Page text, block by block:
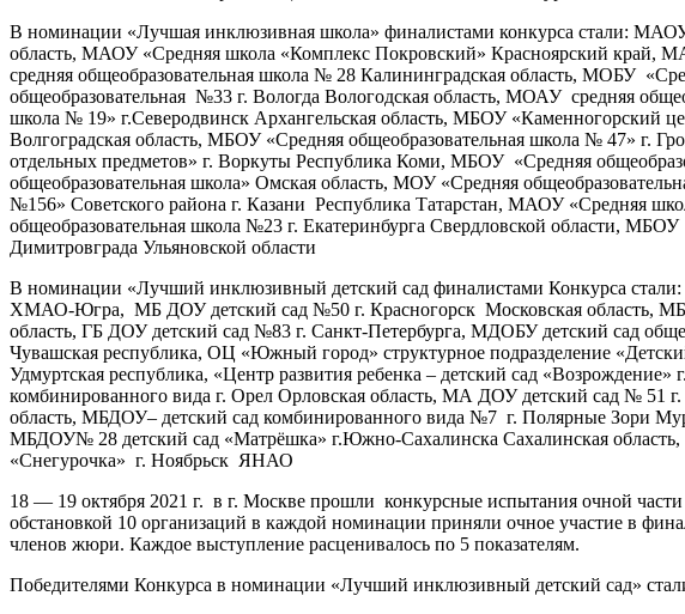
В номинации «Лучшая инклюзивная школа» финалистами конкурса стали:
область, МАОУ «Средняя школа «Комплекс Покровский» Красноярский край,
средняя общеобразовательная школа № 28 Калининградская область, МОБУ
общеобразовательная №33 г. Вологда Вологодская область, МОАУ средняя
школа № 19» г.Северодвинск Архангельская область, МБОУ «Каменногорский
Волгоградская область, МБОУ «Средняя общеобразовательная школа № 47» г.
отдельных предметов» г. Воркуты Республика Коми, МБОУ «Средняя
общеобразовательная школа» Омская область, МОУ «Средняя
№156» Советского района г. Казани Республика Татарстан, МАОУ «Средняя
общеобразовательная школа №23 г. Екатеринбурга Свердловской области,
Димитровграда Ульяновской области
В номинации «Лучший инклюзивный детский сад финалистами Конкурса
ХМАО-Югра, МБ ДОУ детский сад №50 г. Красногорск Московская область, МБ
область, ГБ ДОУ детский сад №83 г. Санкт-Петербурга, МДОБУ детский сад
Чувашская республика, ОЦ «Южный город» структурное подразделение
Удмуртская республика, «Центр развития ребенка – детский сад
комбинированного вида г. Орел Орловская область, МА ДОУ детский сад № 51
область, МБДОУ– детский сад комбинированного вида №7 г. Полярные Зори
МБДОУ№ 28 детский сад «Матрёшка» г.Южно-Сахалинска Сахалинская
«Снегурочка» г. Ноябрьск ЯНАО
18 — 19 октября 2021 г. в г. Москве прошли конкурсные испытания очной
обстановкой 10 организаций в каждой номинации приняли очное участие в
членов жюри. Каждое выступление расценивалось по 5 показателям.
Победителями Конкурса в номинации «Лучший инклюзивный детский сад»